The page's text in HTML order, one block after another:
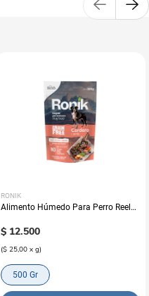
RONIK
Alimento Húmedo Para Perro Reelds
$ 12.500
($ 25,00 x g)
500 Gr